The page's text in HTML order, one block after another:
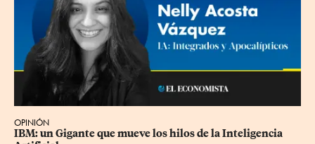
OPINIÓN
IBM: un Gigante que mueve los hilos de la Inteligencia